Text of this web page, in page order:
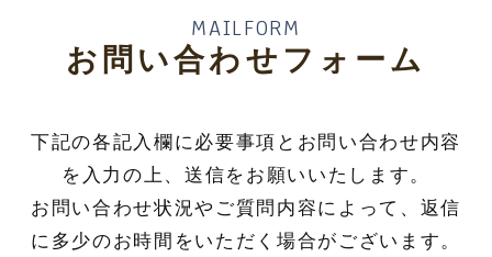
MAILFORM
お問い合わせフォーム
下記の各記入欄に必要事項とお問い合わせ内容
を入力の上、送信をお願いいたします。
お問い合わせ状況やご質問内容によって、返信
に多少のお時間をいただく場合がございます。